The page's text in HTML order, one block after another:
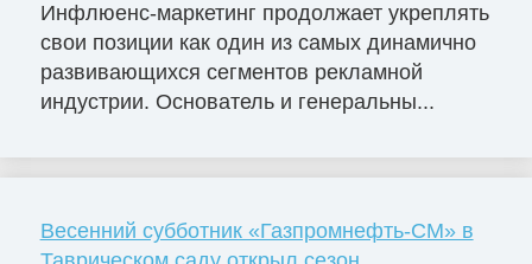
Инфлюенс-маркетинг продолжает укреплять
свои позиции как один из самых динамично
развивающихся сегментов рекламной
индустрии. Основатель и генеральны...
Весенний субботник «Газпромнефть-СМ» в